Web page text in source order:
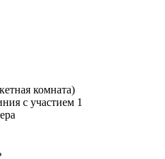
комната)
с участием 1